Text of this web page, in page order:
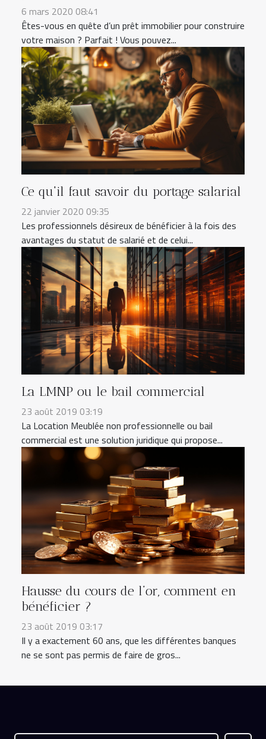
6 mars 2020 08:41
Êtes-vous en quête d’un prêt immobilier pour construire
votre maison ? Parfait ! Vous pouvez...
Ce qu'il faut savoir du portage salarial
22 janvier 2020 09:35
Les professionnels désireux de bénéficier à la fois des
avantages du statut de salarié et de celui...
La LMNP ou le bail commercial
23 août 2019 03:19
La Location Meublée non professionnelle ou bail
commercial est une solution juridique qui propose...
Hausse du cours de l’or, comment en
bénéficier ?
23 août 2019 03:17
Il y a exactement 60 ans, que les différentes banques
ne se sont pas permis de faire de gros...